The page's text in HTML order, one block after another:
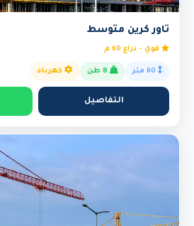
تاور كرين متوسط
قوي - ذراع 60 م
كهرباء
التفاصيل